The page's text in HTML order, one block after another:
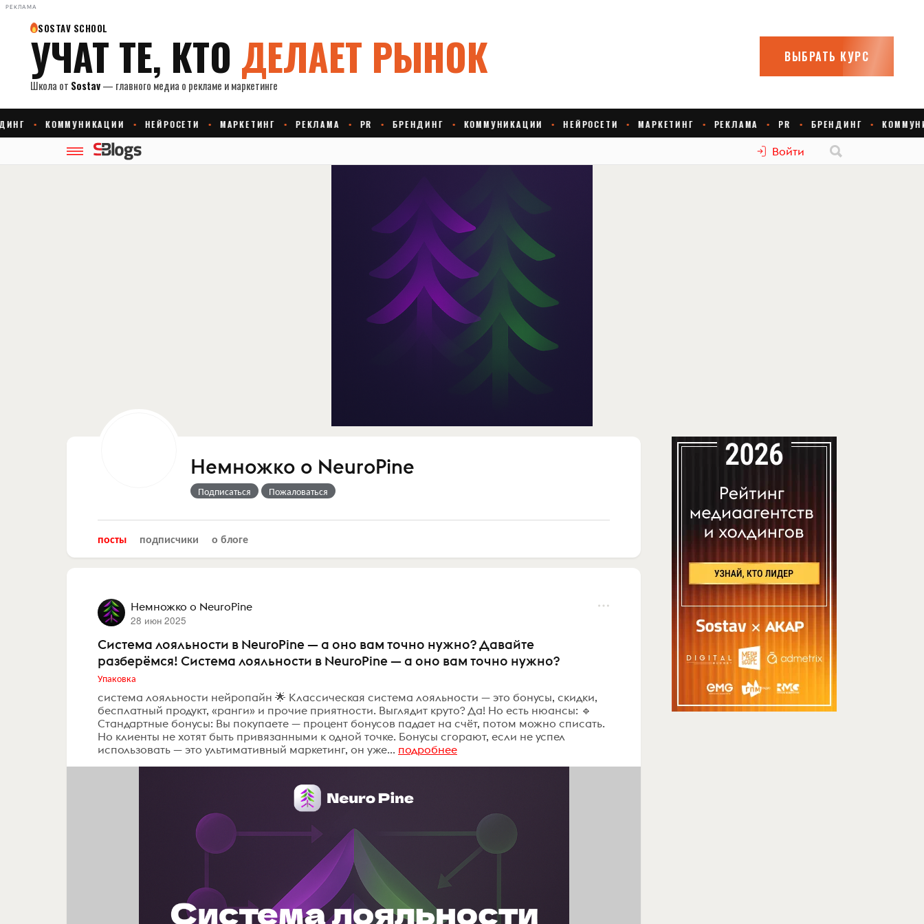
РЕКЛАМА
Войти
Немножко о NeuroPine
Подписаться Пожаловаться
посты подписчики о блоге
Немножко о NeuroPine
28 июн 2025
Система лояльности в NeuroPine — а оно вам точно нужно? Давайте
разберёмся! Система лояльности в NeuroPine — а оно вам точно нужно?
Упаковка
система лояльности нейропайн 🌟 Классическая система лояльности — это бонусы, скидки,
бесплатный продукт, «ранги» и прочие приятности. Выглядит круто? Да! Но есть нюансы: 🔹
Стандартные бонусы: Вы покупаете — процент бонусов падает на счёт, потом можно списать.
Но клиенты не хотят быть привязанными к одной точке. Бонусы сгорают, если не успел
использовать — это ультимативный маркетинг, он уже... подробнее